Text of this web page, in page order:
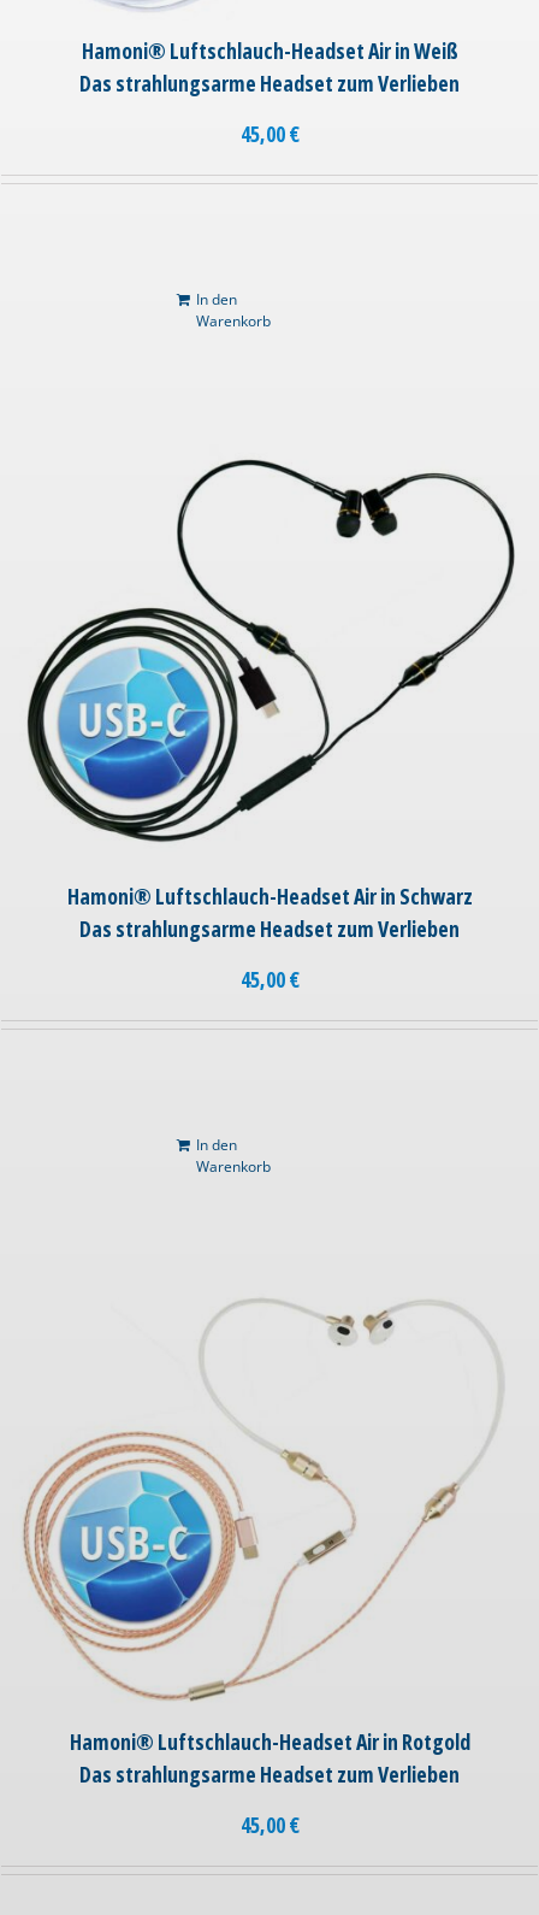
Hamoni® Luftschlauch-Headset Air in Weiß
Das strahlungsarme Headset zum Verlieben
45,00€
In den
Warenkorb
Hamoni® Luftschlauch-Headset Air in Schwarz
Das strahlungsarme Headset zum Verlieben
45,00€
In den
Warenkorb
Hamoni® Luftschlauch-Headset Air in Rotgold
Das strahlungsarme Headset zum Verlieben
45,00€